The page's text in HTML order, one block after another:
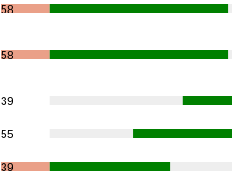
58
58
39
55
39